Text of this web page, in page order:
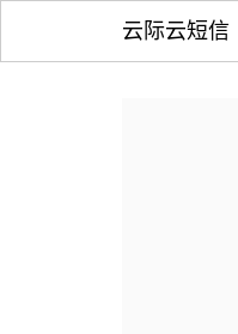
云际云短信